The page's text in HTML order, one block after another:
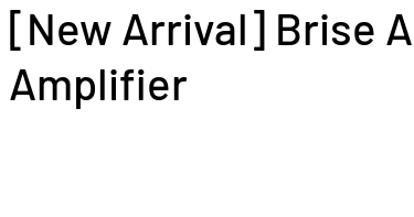
[New Arrival] Brise
Amplifier